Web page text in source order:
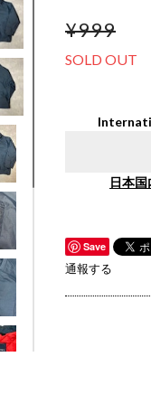
¥999
SOLD OUT
日本
Save
通報する